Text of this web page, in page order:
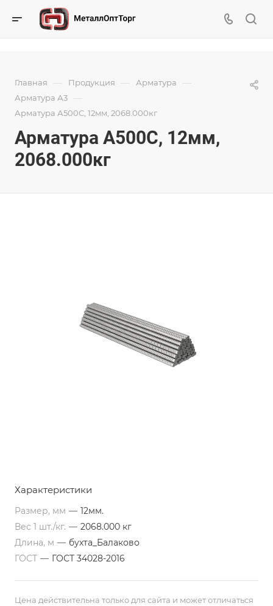
Главная — Продукция — Арматура —
Арматура А3 —
Арматура А500С, 12мм, 2068.000кг
Арматура А500С, 12мм,
2068.000кг
Характеристики
Размер, мм — 12мм.
Вес 1 шт./кг. — 2068.000 кг
Длина, м — бухта_Балаково
ГОСТ — ГОСТ 34028-2016
Цена действительна только для сайта и может отличаться